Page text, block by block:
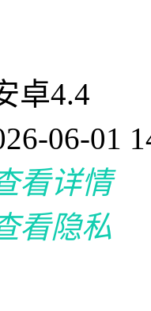
卓4.4
06-01
看详情
看隐私